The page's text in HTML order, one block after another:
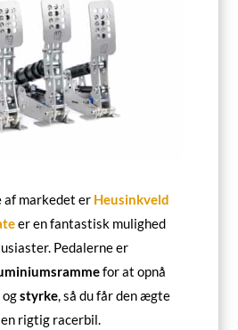
af markedet er Heusinkveld
er en fantastisk mulighed
Pedalerne er
for at opnå
ogstyrke, så du får den ægte
rigtig racerbil.